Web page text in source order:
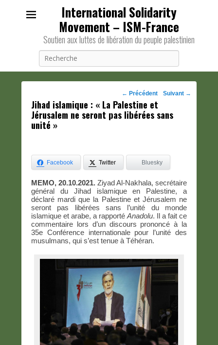
International Solidarity
Movement – ISM-France
Soutien aux luttes de libération du peuple palestinien
Navigation
des
← Précédent Suivant →
Jihad islamique : « La Palestine et
Jérusalem ne seront pas libérées sans
unité »
Facebook Twitter Bluesky
MEMO, 20.10.2021. Ziyad Al-Nakhala, secrétaire
général du Jihad islamique en Palestine, a
déclaré mardi que la Palestine et Jérusalem ne
seront pas libérées sans l’unité du monde
islamique et arabe, a rapporté Anadolu. Il a fait ce
commentaire lors d’un discours prononcé à la
35e Conférence internationale pour l’unité des
musulmans, qui s’est tenue à Téhéran.